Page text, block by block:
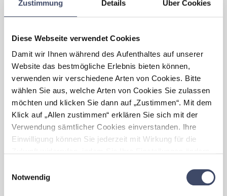
Zustimmung Details Über Cookies
Diese Webseite verwendet Cookies
Damit wir Ihnen während des Aufenthaltes auf unserer
Website das bestmögliche Erlebnis bieten können,
verwenden wir verschiedene Arten von Cookies. Bitte
wählen Sie aus, welche Arten von Cookies Sie zulassen
möchten und klicken Sie dann auf „Zustimmen“. Mit dem
Klick auf „Allen zustimmen“ erklären Sie sich mit der
Verwendung sämtlicher Cookies einverstanden. Ihre
Einwilligung können Sie jederzeit mit Wirkung für die
https://www.unternehmen-fuer-familien.at/cookie-
Notwendig
Familie unserer Angestellten ein
- Vermehrte “Mini-Offices” verteilt (außerhalb
der größeren Standorte wie Linz und Wien),
damit die Pendlerzeit für Angestellte
außerhalb der Kernzonen erleichtert wird.
Möglichkeit von verschiedenen Standorten
aus zu arbeiten
- Home-Office Möglichkeit (unabhängig von
Corona) einen Tag in der Woche
- Value Month Initiative starten damit wir als
Unternehmenswerte verstärkt. Die